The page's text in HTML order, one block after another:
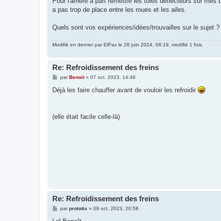
a pas trop de place entre les roues et les ailes.
Quels sont vos expériences/idées/trouvailles sur le sujet ?
Modifié en dernier parElPax le 28 juin 2024, 08:19, modifié 1 fois.
Re: Refroidissement des freins
M
s
s
parBenoit» 07 oct. 2023, 14:46
Déjà les faire chauffer avant de vouloir les refroidir
(elle était facile celle-là)
Re: Refroidissement des freins
M
s
parprototix » 09 oct. 2023, 20:58